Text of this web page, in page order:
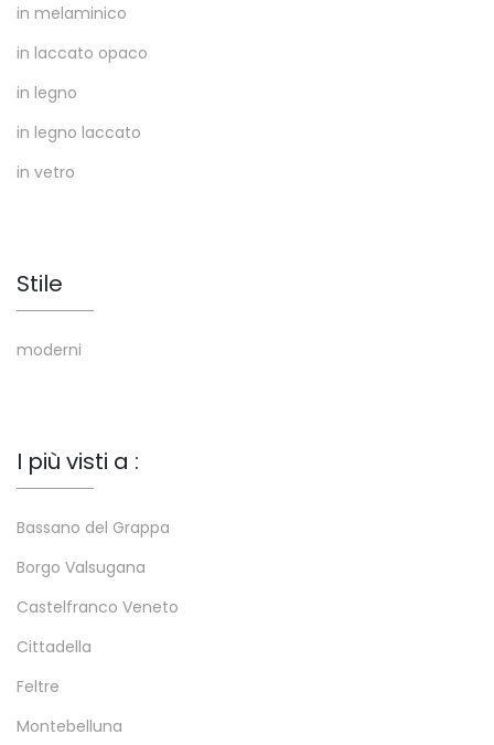
in melaminico
in laccato opaco
in legno
in legno laccato
in vetro
Stile
moderni
I più visti a :
Bassano del Grappa
Borgo Valsugana
Castelfranco Veneto
Cittadella
Feltre
Montebelluna